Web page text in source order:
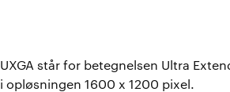
UXGA står for betegnelsen Ultra
i opløsningen 1600 x 1200 pixel.